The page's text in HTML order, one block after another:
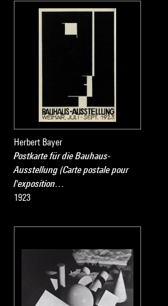
Herbert Bayer
Postkarte für die Bauhaus-
Ausstellung (Carte postale pour
l'exposition…
1923